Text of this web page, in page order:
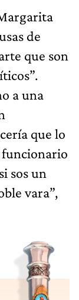
de
que son
a una
que lo
funcionario
sos un
vara”,